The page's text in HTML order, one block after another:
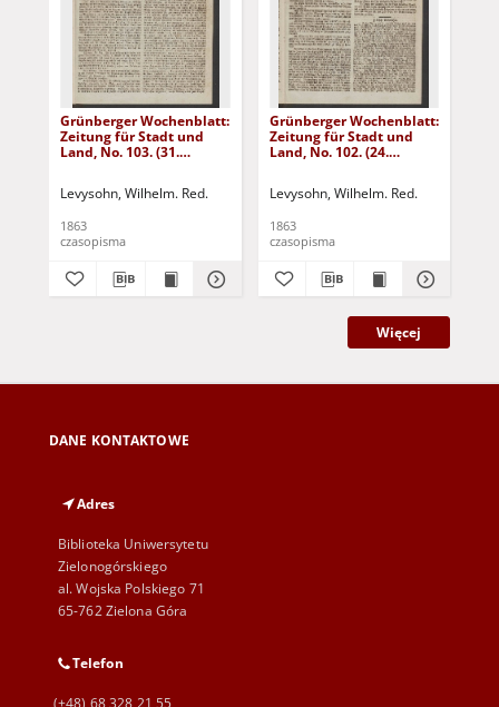
Grünberger Wochenblatt:
Zeitung für Stadt und
Land, No. 103. (31.
Levysohn, Wilhelm. Red.
1863
czasopisma
Grünberger Wochenblatt:
Zeitung für Stadt und
Land, No. 102. (24.
Levysohn, Wilhelm. Red.
1863
czasopisma
Więcej
DANE KONTAKTOWE
Adres
Biblioteka Uniwersytetu
Zielonogórskiego
al. Wojska Polskiego 71
65-762 Zielona Góra
Telefon
(+48) 68 328 21 55